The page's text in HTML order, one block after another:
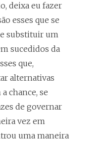
deixa eu fazer
esses que se
substituir um
sucedidos da
que,
alternativas
chance, se
de governar
vez em
uma maneira